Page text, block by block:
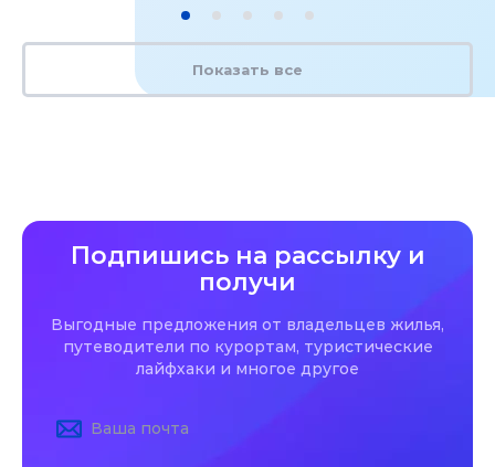
Показать все
Подпишись на рассылку и
получи
Выгодные предложения от владельцев жилья,
путеводители по курортам, туристические
лайфхаки и многое другое